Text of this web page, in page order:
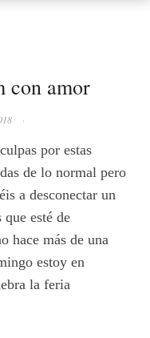
con amor
·
por estas
de lo normal pero
a desconectar un
esté de
hace más de una
estoy en
la feria